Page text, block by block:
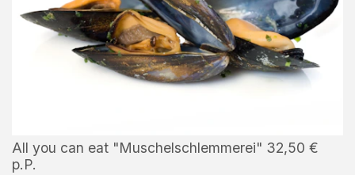
All you can eat "Muschelschlemmerei" 32,50 €
p.P.